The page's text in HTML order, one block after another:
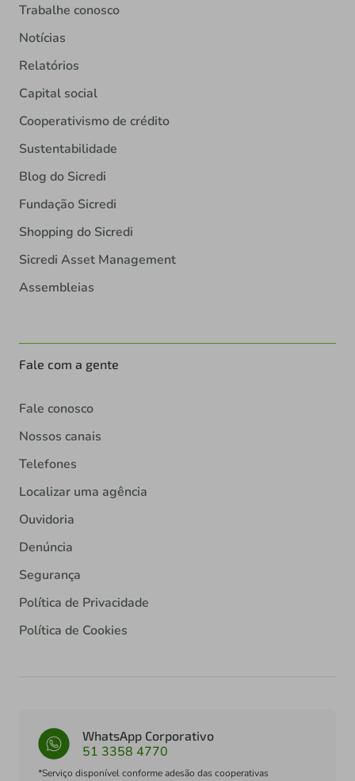
Trabalhe conosco
Notícias
Relatórios
Capital social
Cooperativismo de crédito
Sustentabilidade
Blog do Sicredi
Fundação Sicredi
Shopping do Sicredi
Sicredi Asset Management
Assembleias
Fale com a gente
Fale conosco
Nossos canais
Telefones
Localizar uma agência
Ouvidoria
Denúncia
Segurança
Política de Privacidade
Política de Cookies
WhatsApp Corporativo
51 3358 4770
*Serviço disponível conforme adesão das cooperativas